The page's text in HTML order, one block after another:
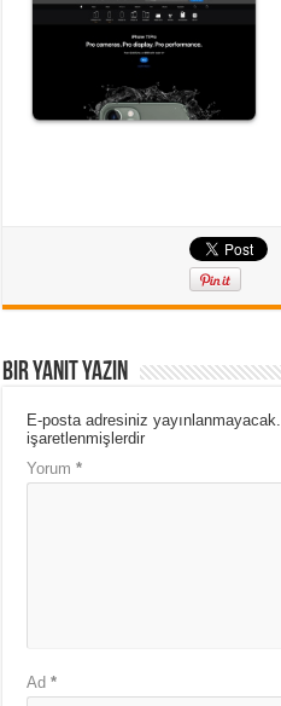
Bir yanıt yazın
E-posta adresiniz yayınlanmayacak.
işaretlenmişlerdir
Yorum*
Ad*